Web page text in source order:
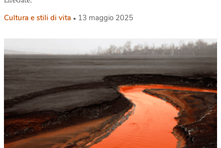
Cultura e stili di vita 13 maggio 2025